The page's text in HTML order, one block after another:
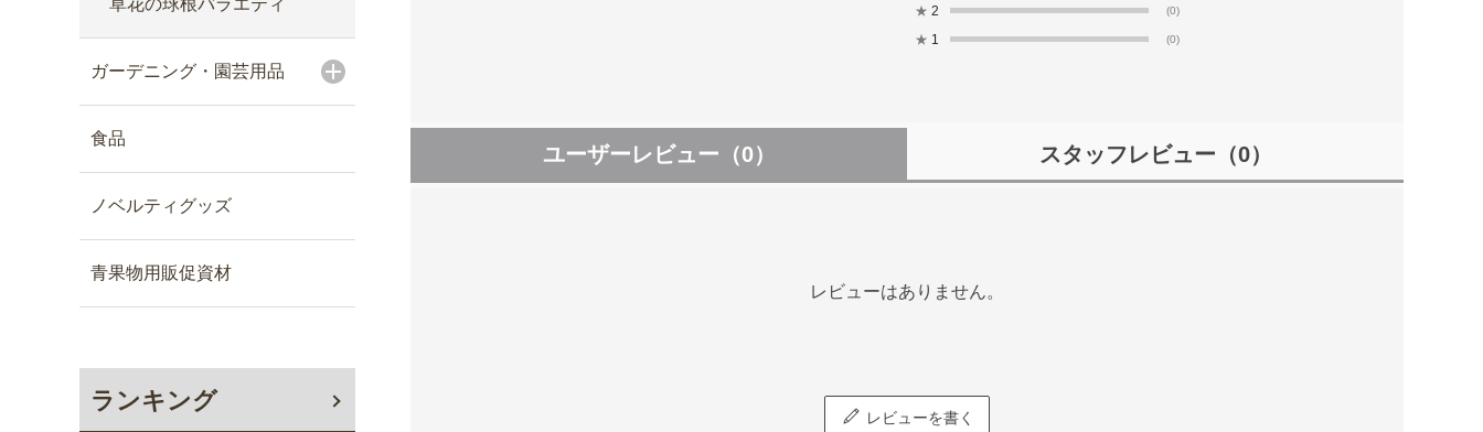
草花の球根バラエティ
ガーデニング・園芸用品
食品
ノベルティグッズ
青果物用販促資材
ランキング
★ 2 (0)
★ 1 (0)
ユーザーレビュー （0） スタッフレビュー （0）
レビューはありません。
レビューを書く